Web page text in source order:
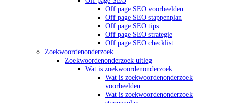
Off page SEO voorbeelden
Off page SEO stappenplan
Off page SEO tips
Off page SEO strategie
Off page SEO checklist
Zoekwoordenonderzoek
Zoekwoordenonderzoek uitleg
Wat is zoekwoordenonderzoek
Wat is zoekwoordenonderzoek
voorbeelden
Wat is zoekwoordenonderzoek